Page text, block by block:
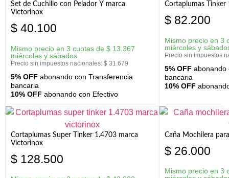
Set de Cuchillo con Pelador Y marca
Victorinox
$ 40.100
Mismo precio en 3 cuotas de $ 13.367
miércoles y sábados
Precio sin impuestos nacionales: $ 31.679
5% OFF abonando con Transferencia
bancaria
10% OFF abonando con Efectivo
Cortaplumas
$ 82.200
Mismo precio en 3
miércoles y
Precio sin impuestos
5% OFF abonando
bancaria
10% OFF
Cortaplumas Super Tinker 1.4703 marca
Victorinox
$ 128.500
Caña Mochilera
$ 26.000
Mismo precio en 3